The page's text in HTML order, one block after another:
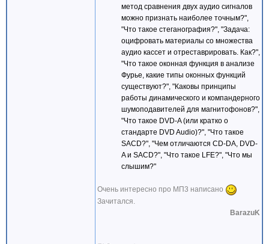
HELPER_RELEASE(pimp);
HELPER_RELEASE(pimc);
HELPER_RELEASE(pigb);
CoUninitialize();
return hr;
int main(int argc, char** argv)
HRESULT hr = PlayAudioFile(argc ==
// Вот тут бы неплохо результат
return 0;
метод сравнения двух аудио сигналов
можно признать наиболее точным?",
"Что такое стеганография?", "Задача:
оцифровать материалы со множества
аудио кассет и отреставрировать. Как?",
"Что такое оконная функция в анализе
Фурье, какие типы оконных функций
существуют?", "Каковы принципы
работы динамического и компандерного
шумоподавителей для магнитофонов?",
"Что такое DVD-A (или кратко о
стандарте DVD Audio)?", "Что такое
SACD?", "Чем отличаются CD-DA, DVD-
A и SACD?", "Что такое LFE?", "Что мы
слышим?"
Очень интересно про МП3 написано
Зачитался.
BarazuK